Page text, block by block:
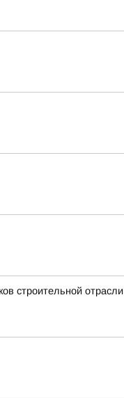
строительной отрасли